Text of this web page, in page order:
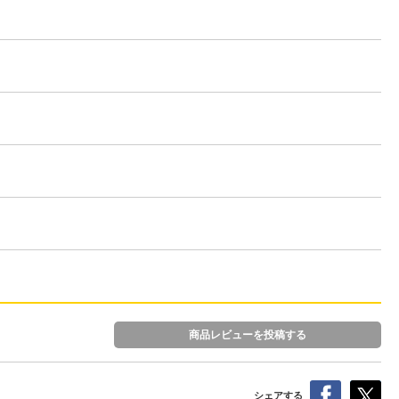
商品レビューを投稿する
シェアする